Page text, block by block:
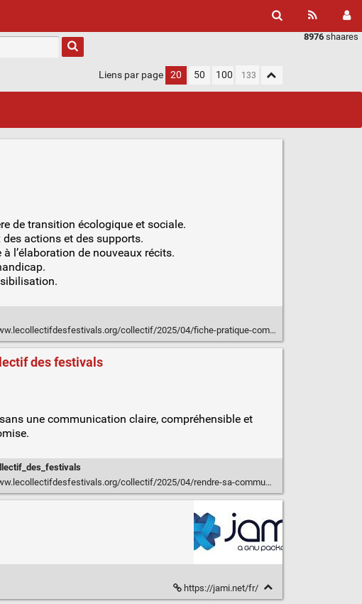
8976 shaares
Liens par page 20 50 100
de transition écologique et sociale.
actions et des supports.
l’élaboration de nouveaux récits.
collectif/2025/04/fiche-pratique-communication-responsable/
des festivals
une communication claire, compréhensible et
collectif/2025/04/rendre-sa-communication-accessible-aux-personnes-en-situation-de-handicap/
https://jami.net/fr/